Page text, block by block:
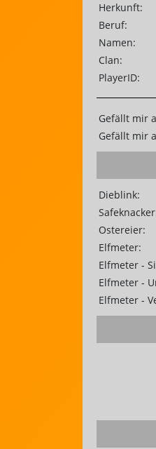
Herkunft:
Beruf:
Namen:
Clan:
PlayerID:
Gefällt mir
Gefällt mir
Dieblink:
Ostereier:
Elfmeter:
Elfmeter -
Elfmeter -
Elfmeter -